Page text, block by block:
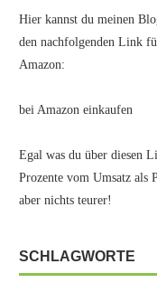
Hier kannst du meinen
den nachfolgenden Link
Amazon:
bei Amazon einkaufen
Egal was du über diesen
Prozente vom Umsatz
aber nichts teurer!
SCHLAGWORTE